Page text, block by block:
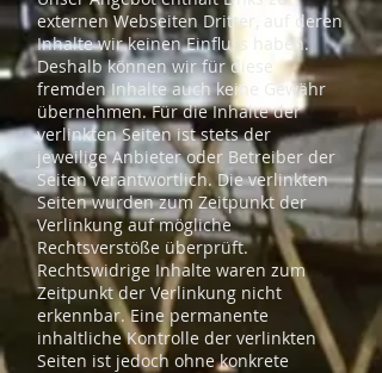
externen Webseiten Dritter, auf deren
Inhalte wir keinen Einfluss haben.
Deshalb können wir für diese
fremden Inhalte auch keine Gewähr
übernehmen. Für die Inhalte der
verlinkten Seiten ist stets der
jeweilige Anbieter oder Betreiber der
Seiten verantwortlich. Die verlinkten
Seiten wurden zum Zeitpunkt der
Verlinkung auf mögliche
Rechtsverstöße überprüft.
Rechtswidrige Inhalte waren zum
Zeitpunkt der Verlinkung nicht
erkennbar. Eine permanente
inhaltliche Kontrolle der verlinkten
Seiten ist jedoch ohne konkrete